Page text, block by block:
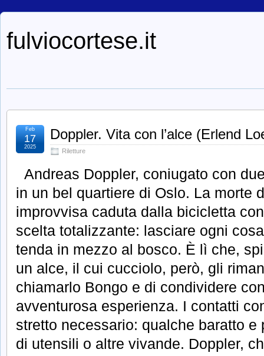
fulviocortese.it
Doppler. Vita con l’alce (Erlend
Riletture
Feb
17
2025
Andreas Doppler, coniugato con
in un bel quartiere di Oslo. La morte
improvvisa caduta dalla bicicletta
scelta totalizzante: lasciare ogni
tenda in mezzo al bosco. È lì che,
un alce, il cui cucciolo, però, gli
chiamarlo Bongo e di condividere
avventurosa esperienza. I contatti
stretto necessario: qualche baratto
di utensili o altre vivande. Doppler,